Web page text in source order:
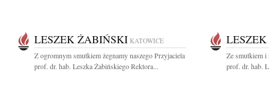
LESZEK ŻABIŃSKI KATOWICE
Z ogromnym smutkiem żegnamy naszego Przyjaciela
prof. dr. hab. Leszka Żabińskiego Rektora...
Ze smutkiem i
prof. dr. hab.